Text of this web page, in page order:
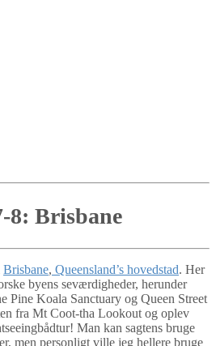
8: Brisbane
Brisbane, Queensland’s hovedstad. Her
byens seværdigheder, herunder
Pine Koala Sanctuary og Queen Street
fra Mt Coot-tha Lookout og oplev
Man kan sagtens bruge
men personligt ville jeg hellere bruge